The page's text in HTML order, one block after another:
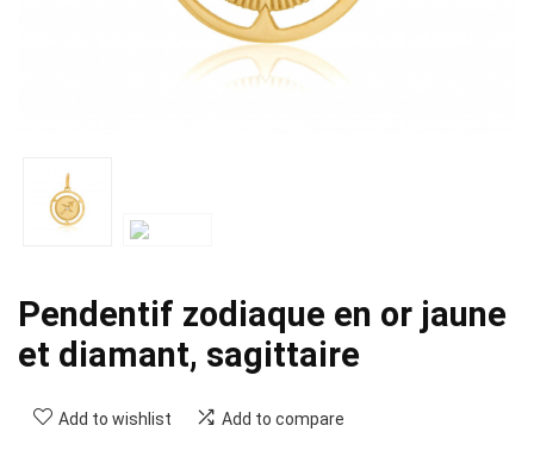
Pendentif zodiaque en or jaune
et diamant, sagittaire
Add to wishlist Add to compare